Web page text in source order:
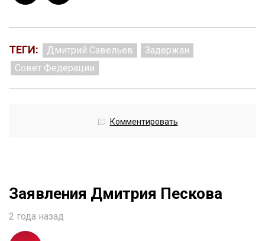
ТЕГИ: Дмитрий Савельев
Задержан
Совет Федерации
Комментировать
Заявления Дмитрия Пескова
2 года назад